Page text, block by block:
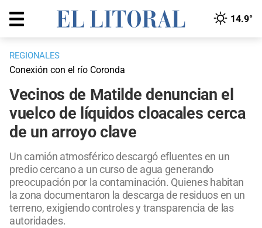
14.9°
REGIONALES
Conexión con el río Coronda
Vecinos de Matilde denuncian el
vuelco de líquidos cloacales cerca
de un arroyo clave
Un camión atmosférico descargó efluentes en un
predio cercano a un curso de agua generando
preocupación por la contaminación. Quienes habitan
la zona documentaron la descarga de residuos en un
terreno, exigiendo controles y transparencia de las
autoridades.